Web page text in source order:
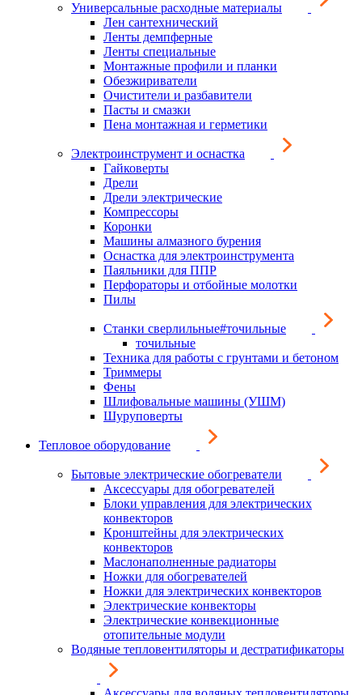
Универсальные расходные материалы
Лен сантехнический
Ленты демпферные
Ленты специальные
Монтажные профили и планки
Обезжириватели
Очистители и разбавители
Пасты и смазки
Пена монтажная и герметики
Электроинструмент и оснастка
Гайковерты
Дрели
Дрели электрические
Компрессоры
Коронки
Машины алмазного бурения
Оснастка для электроинструмента
Паяльники для ППР
Перфораторы и отбойные молотки
Пилы
Станки сверлильные#точильные
точильные
Техника для работы с грунтами и бетоном
Триммеры
Фены
Шлифовальные машины (УШМ)
Шуруповерты
Тепловое оборудование
Бытовые электрические обогреватели
Аксессуары для обогревателей
Блоки управления для электрических
конвекторов
Кронштейны для электрических
конвекторов
Маслонаполненные радиаторы
Ножки для обогревателей
Ножки для электрических конвекторов
Электрические конвекторы
Электрические конвекционные
отопительные модули
Водяные тепловентиляторы и дестратификаторы